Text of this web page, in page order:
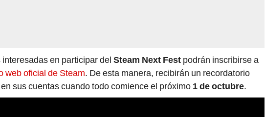
en participar del Steam Next Fest podrán inscribirse a
web oficial de Steam. De esta manera, recibirán un recordatorio
sus cuentas cuando todo comience el próximo 1 de octubre.